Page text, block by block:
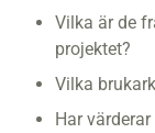
Vilka är de
projektet?
Vilka
Har